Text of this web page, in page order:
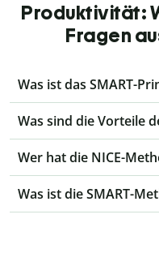
Produktivität:
Fragen
Was ist das SMART-
Was sind die Vorteile
Wer hat die NICE-
Was ist die SMART-